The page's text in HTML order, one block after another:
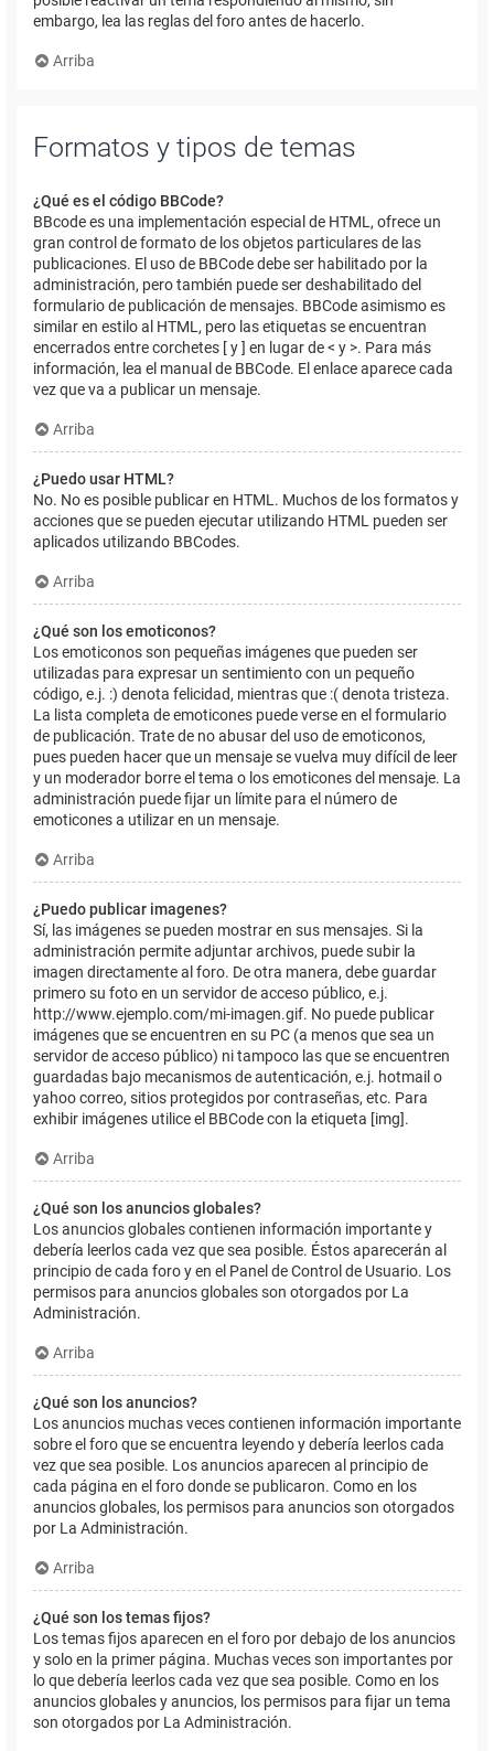
embargo, lea las reglas del foro antes de hacerlo.
Arriba
Formatos y tipos de temas
¿Qué es el código BBCode?
BBcode es una implementación especial de HTML, ofrece un
gran control de formato de los objetos particulares de las
publicaciones. El uso de BBCode debe ser habilitado por la
administración, pero también puede ser deshabilitado del
formulario de publicación de mensajes. BBCode asimismo es
similar en estilo al HTML, pero las etiquetas se encuentran
encerrados entre corchetes [ y ] en lugar de < y >. Para más
información, lea el manual de BBCode. El enlace aparece cada
vez que va a publicar un mensaje.
Arriba
¿Puedo usar HTML?
No. No es posible publicar en HTML. Muchos de los formatos y
acciones que se pueden ejecutar utilizando HTML pueden ser
aplicados utilizando BBCodes.
Arriba
¿Qué son los emoticonos?
Los emoticonos son pequeñas imágenes que pueden ser
utilizadas para expresar un sentimiento con un pequeño
código, e.j. :) denota felicidad, mientras que :( denota tristeza.
La lista completa de emoticones puede verse en el formulario
de publicación. Trate de no abusar del uso de emoticonos,
pues pueden hacer que un mensaje se vuelva muy difícil de leer
y un moderador borre el tema o los emoticones del mensaje. La
administración puede fijar un límite para el número de
emoticones a utilizar en un mensaje.
Arriba
¿Puedo publicar imagenes?
Sí, las imágenes se pueden mostrar en sus mensajes. Si la
administración permite adjuntar archivos, puede subir la
imagen directamente al foro. De otra manera, debe guardar
primero su foto en un servidor de acceso público, e.j.
http://www.ejemplo.com/mi-imagen.gif. No puede publicar
imágenes que se encuentren en su PC (a menos que sea un
servidor de acceso público) ni tampoco las que se encuentren
guardadas bajo mecanismos de autenticación, e.j. hotmail o
yahoo correo, sitios protegidos por contraseñas, etc. Para
exhibir imágenes utilice el BBCode con la etiqueta [img].
Arriba
¿Qué son los anuncios globales?
Los anuncios globales contienen información importante y
debería leerlos cada vez que sea posible. Éstos aparecerán al
principio de cada foro y en el Panel de Control de Usuario. Los
permisos para anuncios globales son otorgados por La
Administración.
Arriba
¿Qué son los anuncios?
Los anuncios muchas veces contienen información importante
sobre el foro que se encuentra leyendo y debería leerlos cada
vez que sea posible. Los anuncios aparecen al principio de
cada página en el foro donde se publicaron. Como en los
anuncios globales, los permisos para anuncios son otorgados
por La Administración.
Arriba
¿Qué son los temas fijos?
Los temas fijos aparecen en el foro por debajo de los anuncios
y solo en la primer página. Muchas veces son importantes por
lo que debería leerlos cada vez que sea posible. Como en los
anuncios globales y anuncios, los permisos para fijar un tema
son otorgados por La Administración.